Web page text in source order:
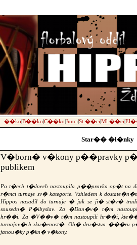
��ko|B��ko|C��ko|Junci|St.��ci|Ml.��ci|
Star�� �l�nky
V�born� v�kony p��pravky
publikem
Po t�ech t�dnech nastoupila p��pravka op�t na
r�mci turnaje sv� kategorie. Vzhledem k
Hippos nasadil do turnaje � jak se ji� st�v�
sousedn� P�ibyslav. Za �Dan�v� t�m
hr��i. Za �V��v� t�m nastoupili hr��i, kte��
turnajov�ch zku�enost�. Ob� dru�stva ���ru
fanou�ky p�kn� v�kony.